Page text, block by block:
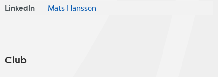
LinkedIn
Mats Hansson
Club